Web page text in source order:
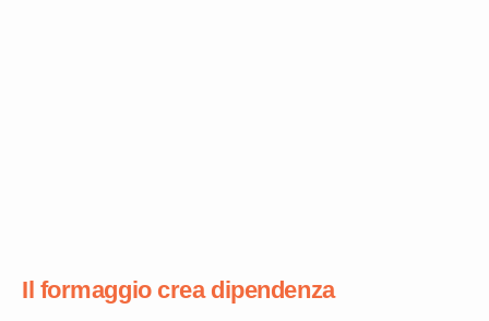
Il formaggio crea dipendenza